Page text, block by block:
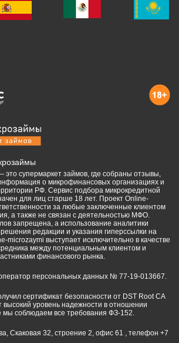
супермаркет займов, где собраны отзывы,
о микрофинансовых организациях и
РФ. Сервис подбора микрокредитной
для лиц старше 18 лет. Проект Online-
за любые заключенные клиентом
а также не связан с деятельностью МФО.
запрещена, а использование аналитики
редакции и указания гиперссылки на
microzaymi выступает исключительно в качестве
между потенциальным клиентом и
финансового рынка.
персональных данных № 77-19-013667.
сертификат безопасности от DST Root CA
высокий уровень надежности в отношении
соблюдаем все требования ФЗ-152.
Скаковая 32, строение 2, офис 61 , телефон +7